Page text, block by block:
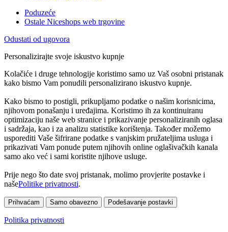
Poduzeće
Ostale Niceshops web trgovine
Odustati od ugovora
Personalizirajte svoje iskustvo kupnje
Kolačiće i druge tehnologije koristimo samo uz Vaš osobni pristanak
kako bismo Vam ponudili personalizirano iskustvo kupnje.
Kako bismo to postigli, prikupljamo podatke o našim korisnicima,
njihovom ponašanju i uređajima. Koristimo ih za kontinuiranu
optimizaciju naše web stranice i prikazivanje personaliziranih oglasa
i sadržaja, kao i za analizu statistike korištenja. Također možemo
usporediti Vaše šifrirane podatke s vanjskim pružateljima usluga i
prikazivati Vam ponude putem njihovih online oglašivačkih kanala
samo ako već i sami koristite njihove usluge.
Prije nego što date svoj pristanak, molimo provjerite postavke i
našePolitike privatnosti.
Prihvaćam Samo obavezno Podešavanje postavki
Politika privatnosti